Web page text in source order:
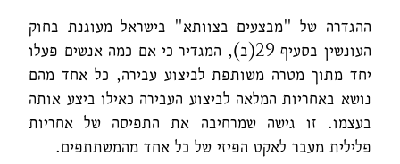
ההגדרה של "מבצעים בצוותא" בישראל מעוגנת בחוק
העונשין בסעיף 29(ב), המגדיר כי אם כמה אנשים פעלו
יחד מתוך מטרה משותפת לביצוע עבירה, כל אחד מהם
נושא באחריות המלאה לביצוע העבירה כאילו ביצע אותה
בעצמו. זו גישה שמרחיבה את התפיסה של אחריות
פלילית מעבר לאקט הפיזי של כל אחד מהמשתתפים.